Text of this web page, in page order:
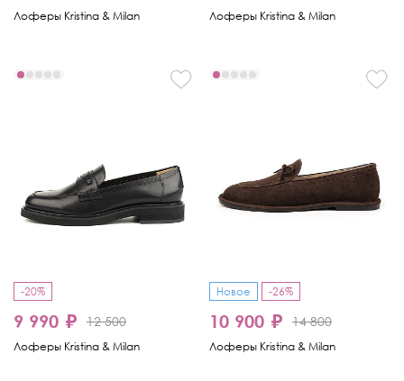
Лоферы Kristina & Milan Лоферы Kristina & Milan
-20%
9 990 ₽ 12 500
Лоферы Kristina & Milan
Новое -26%
10 900 ₽ 14 800
Лоферы Kristina & Milan